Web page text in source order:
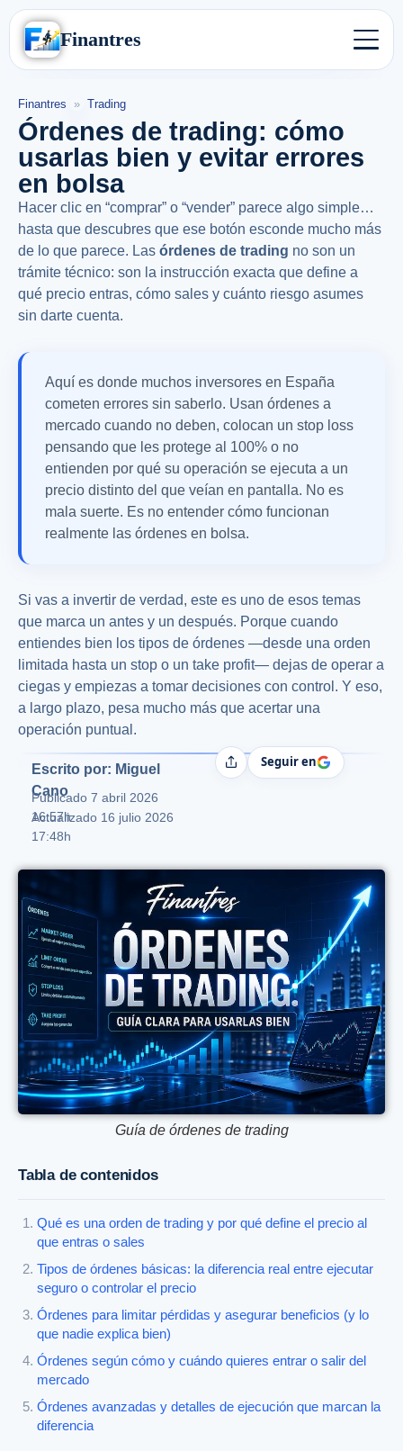
Finantres
Finantres » Trading
Órdenes de trading: cómo
usarlas bien y evitar errores
en bolsa
Hacer clic en “comprar” o “vender” parece algo simple…
hasta que descubres que ese botón esconde mucho más
de lo que parece. Las órdenes de trading no son un
trámite técnico: son la instrucción exacta que define a
qué precio entras, cómo sales y cuánto riesgo asumes
sin darte cuenta.
Aquí es donde muchos inversores en España
cometen errores sin saberlo. Usan órdenes a
mercado cuando no deben, colocan un stop loss
pensando que les protege al 100% o no
entienden por qué su operación se ejecuta a un
precio distinto del que veían en pantalla. No es
mala suerte. Es no entender cómo funcionan
realmente las órdenes en bolsa.
Si vas a invertir de verdad, este es uno de esos temas
que marca un antes y un después. Porque cuando
entiendes bien los tipos de órdenes —desde una orden
limitada hasta un stop o un take profit— dejas de operar a
ciegas y empiezas a tomar decisiones con control. Y eso,
a largo plazo, pesa mucho más que acertar una
operación puntual.
Escrito por: Miguel
Cano
Publicado 7 abril 2026
16:57h
Actualizado 16 julio 2026
17:48h
CompartirSeguir en
Guía de órdenes de trading
Tabla de contenidos
Qué es una orden de trading y por qué define el precio al
que entras o sales
Tipos de órdenes básicas: la diferencia real entre ejecutar
seguro o controlar el precio
Órdenes para limitar pérdidas y asegurar beneficios (y lo
que nadie explica bien)
Órdenes según cómo y cuándo quieres entrar o salir del
mercado
Órdenes avanzadas y detalles de ejecución que marcan la
diferencia